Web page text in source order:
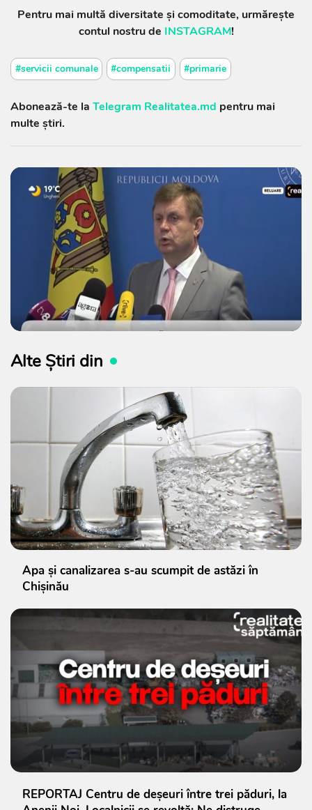
Pentru mai multă diversitate și comoditate, urmărește
contul nostru de INSTAGRAM!
#servicii comunale #compensatii #primarie
Abonează-te la Telegram Realitatea.md pentru mai
multe știri.
Alte Știri din
Apa și canalizarea s-au scumpit de astăzi în
Chișinău
REPORTAJ Centru de deșeuri între trei păduri, la